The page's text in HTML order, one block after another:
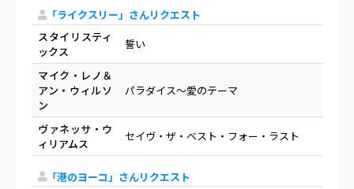
「ライクスリー」さんリクエスト
スタイリスティ
ックス
誓い
マイク・レノ＆
アン・ウィルソ
ン
パラダイス～愛のテーマ
ヴァネッサ・ウ
ィリアムス
セイヴ・ザ・ベスト・フォー・ラスト
「港のヨーコ」さんリクエスト